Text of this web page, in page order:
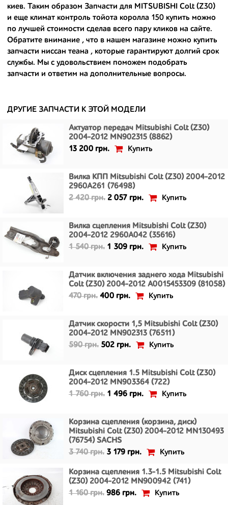
Купить комплектующие для авто с разборки – хорошее решение.
Ведь наши запчасти:
- доступные по цене;
- сняты только с автомобилей, которые ездили по превосходным
европейским и японским дорогам;
киев. Таким образом Запчасти для MITSUBISHI Colt (Z30)
и еще климат контроль тойота королла 150 купить можно
по лучшей стоимости сделав всего пару кликов на сайте.
Обратите внимание , что в нашем магазине можно купить
запчасти ниссан теана , которые гарантируют долгий срок
службы. Мы с удовольствием поможем подобрать
запчасти и ответим на дополнительные вопросы.
ДРУГИЕ ЗАПЧАСТИ К ЭТОЙ МОДЕЛИ
Актуатор передач Mitsubishi Colt (Z30)
2004-2012 MN902315 (8862)
13 200 грн.
Купить
Вилка КПП Mitsubishi Colt (Z30) 2004-2012
2960A261 (76498)
2 420 грн. 2 057 грн. Купить
Вилка сцепления Mitsubishi Colt (Z30)
2004-2012 2960A042 (35616)
1 540 грн. 1 309 грн. Купить
Датчик включения заднего хода Mitsubishi
Colt (Z30) 2004-2012 A0015453309 (81058)
470 грн. 400 грн. Купить
Датчик скорости 1,5 Mitsubishi Colt (Z30)
2004-2012 MN902313 (76511)
590 грн. 502 грн. Купить
Диск сцепления 1.5 Mitsubishi Colt (Z30)
2004-2012 MN903364 (722)
1 760 грн. 1 496 грн. Купить
Корзина сцепления (корзина, диск)
Mitsubishi Colt (Z30) 2004-2012 MN130493
(76754) SACHS
3 740 грн. 3 179 грн. Купить
Корзина сцепления 1.3-1.5 Mitsubishi Colt
(Z30) 2004-2012 MN900942 (741)
1 160 грн. 986 грн. Купить